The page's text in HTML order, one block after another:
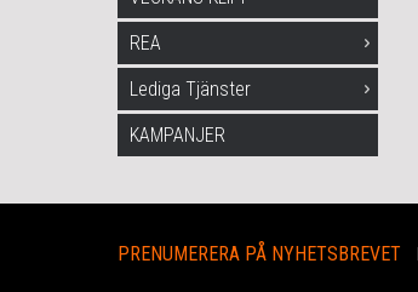
REA
Lediga Tjänster
KAMPANJER
PRENUMERERA PÅ NYHETSBREVET